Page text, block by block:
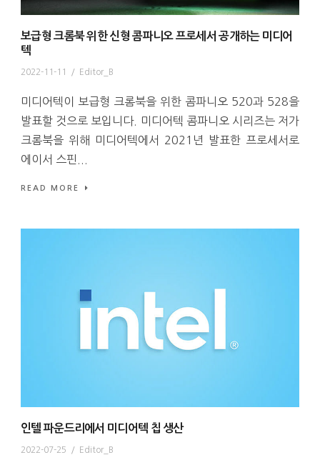
보급형 크롬북 위한 신형 콤파니오 프로세서 공개하는 미디어
텍
2022-11-11 / Editor_B
미디어텍이 보급형 크롬북을 위한 콤파니오 520과 528을
발표할 것으로 보입니다. 미디어텍 콤파니오 시리즈는 저가
크롬북을 위해 미디어텍에서 2021년 발표한 프로세서로
에이서 스핀...
READ MORE
인텔 파운드리에서 미디어텍 칩 생산
2022-07-25 / Editor_B